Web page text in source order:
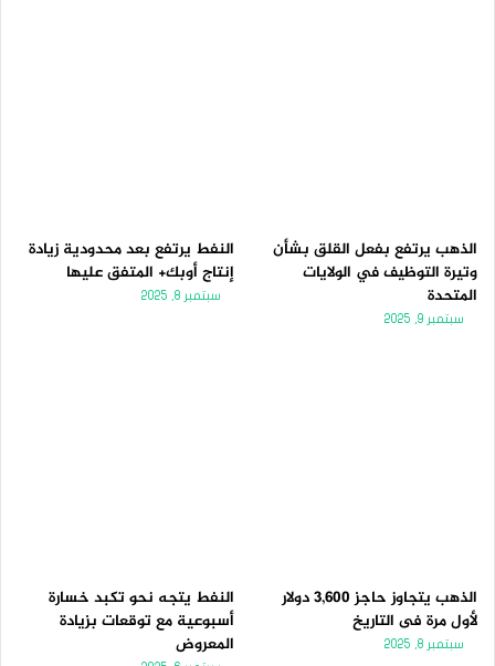
الذهب يرتفع بفعل القلق بشأن
وتيرة التوظيف في الولايات
المتحدة
سبتمبر 9, 2025
النفط يرتفع بعد محدودية زيادة
إنتاج أوبك+ المتفق عليها
سبتمبر 8, 2025
الذهب يتجاوز حاجز 3,600 دولار
لأول مرة فى التاريخ
سبتمبر 8, 2025
النفط يتجه نحو تكبد خسارة
أسبوعية مع توقعات بزيادة
المعروض